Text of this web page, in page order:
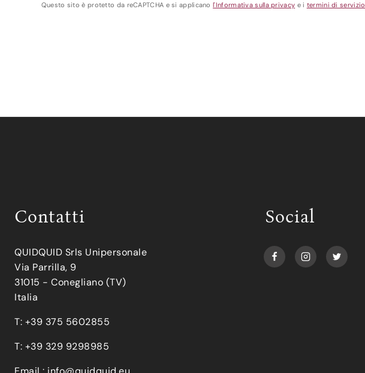
Questo sito è protetto da reCAPTCHA e si applicanol'Informativa sulla privacy e i termini di servizio
Contatti
QUIDQUID Srls Unipersonale
Via Parrilla, 9
31015 - Conegliano (TV)
Italia
T: +39 375 5602855
T: +39 329 9298985
Social